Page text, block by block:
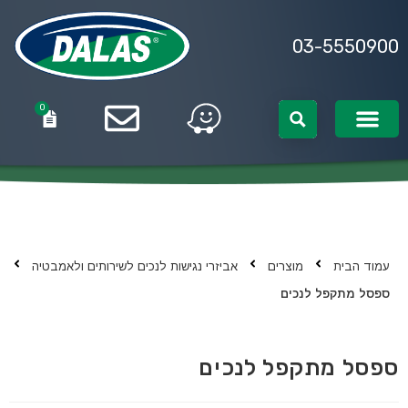
03-5550900
0
עמוד הבית מוצרים
אביזרי נגישות לנכים לשירותים ולאמבטיה
ספסל מתקפל לנכים
ספסל מתקפל לנכים